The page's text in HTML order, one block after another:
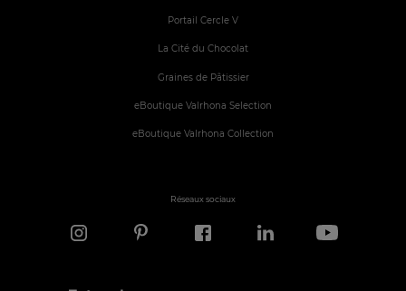
Portail Cercle V
La Cité du Chocolat
Graines de Pâtissier
eBoutique Valrhona Selection
eBoutique Valrhona Collection
Réseaux sociaux